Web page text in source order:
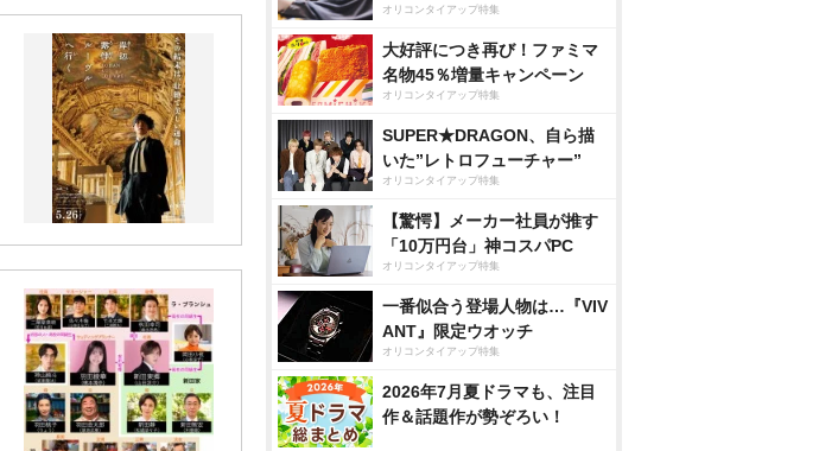
オリコンタイアップ特集
大好評につき再び！ファミマ
名物45％増量キャンペーン
オリコンタイアップ特集
SUPER★DRAGON、自ら描
いた”レトロフューチャー”
オリコンタイアップ特集
【驚愕】メーカー社員が推す
「10万円台」神コスパPC
オリコンタイアップ特集
一番似合う登場人物は…『VIV
ANT』限定ウオッチ
オリコンタイアップ特集
2026年7月夏ドラマも、注目
作＆話題作が勢ぞろい！